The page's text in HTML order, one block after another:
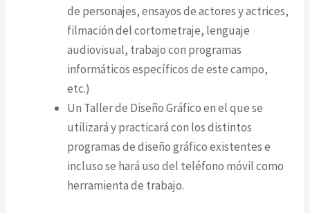
de personajes, ensayos de actores y actrices,
filmación del cortometraje, lenguaje
audiovisual, trabajo con programas
informáticos específicos de este campo,
etc.)
Un Taller de Diseño Gráfico en el que se
utilizará y practicará con los distintos
programas de diseño gráfico existentes e
incluso se hará uso del teléfono móvil como
herramienta de trabajo.